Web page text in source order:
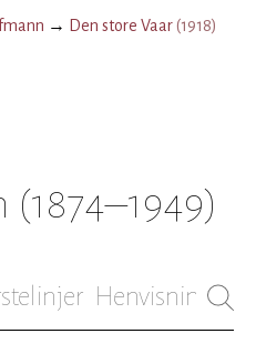
→ Den store Vaar(1918)
(1874–1949)
Henvisninger